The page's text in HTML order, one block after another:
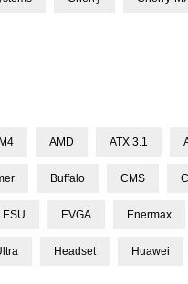
AMD ATX 3.1
Buffalo CMS
ESU EVGA Enermax
Headset Huawei